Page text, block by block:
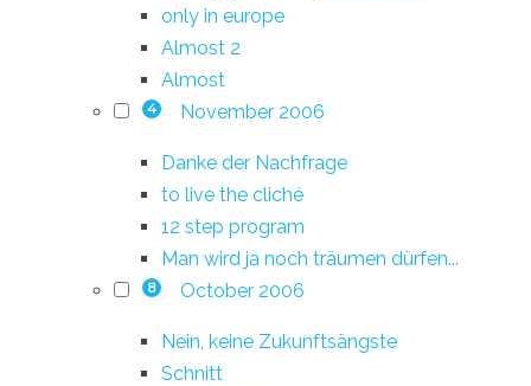
only in europe
Almost 2
Almost
4 November 2006
Danke der Nachfrage
to live the cliché
12 step program
Man wird ja noch träumen dürfen...
8 October 2006
Nein, keine Zukunftsängste
Schnitt